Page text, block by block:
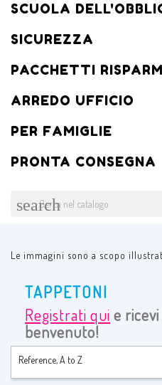
SCUOLA
SICUREZZA
PACCHETTI
ARREDO UFFICIO
PER FAMIGLIE
PRONTA CONSEGNA
search
Le immagini sono a scopo
TAPPETONI
Registrati qui e
benvenuto!
Reference, A to Z